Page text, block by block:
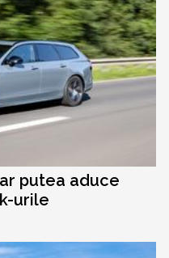
putea aduce
urile